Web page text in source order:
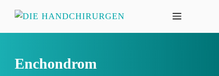
Inhalt
MENÜ
Enchondrom